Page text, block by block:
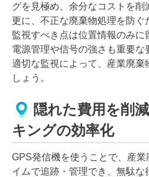
グを見極め、余分なコストを削
更に、不正な廃棄物処理を防ぐ
監視すべき点は位置情報のみ
電源管理や信号の強さも重要な
適切な監視によって、産業廃棄
しょう。
隠れた費用を削
キングの効率化
GPS発信機を使うことで、産業
イムで追跡・管理でき、無駄な